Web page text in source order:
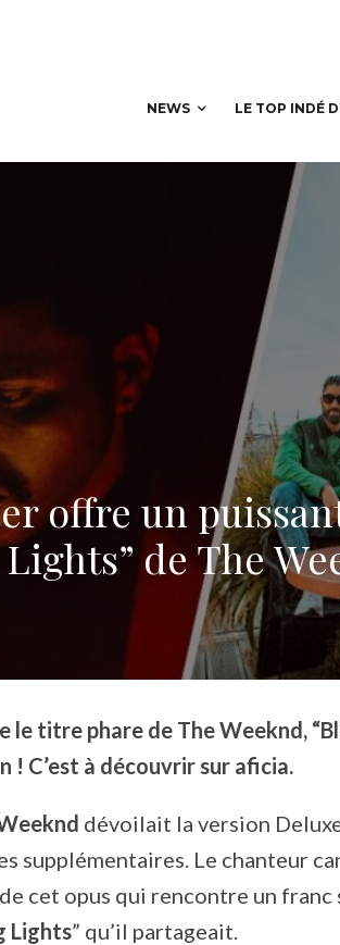
NEWS LE TOP INDÉ
offre un
de The
le titre phare de The Weeknd,
! C’est à découvrir sur aficia.
dévoilait la version
supplémentaires. Le chanteur
cet opus qui rencontre un franc
Lights” qu’il partageait.